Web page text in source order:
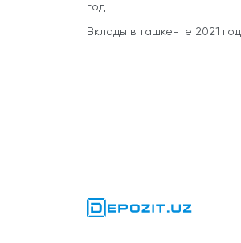
год
Вклады в ташкенте 2021 год